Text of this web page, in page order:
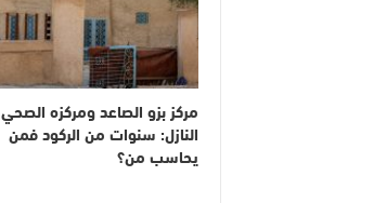
مركز بزو الصاعد ومركزه الصحي
النازل: سنوات من الركود فمن
يحاسب من؟